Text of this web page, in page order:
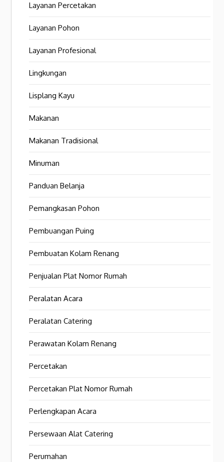
Layanan Percetakan
Layanan Pohon
Layanan Profesional
Lingkungan
Lisplang Kayu
Makanan
Makanan Tradisional
Minuman
Panduan Belanja
Pemangkasan Pohon
Pembuangan Puing
Pembuatan Kolam Renang
Penjualan Plat Nomor Rumah
Peralatan Acara
Peralatan Catering
Perawatan Kolam Renang
Percetakan
Percetakan Plat Nomor Rumah
Perlengkapan Acara
Persewaan Alat Catering
Perumahan